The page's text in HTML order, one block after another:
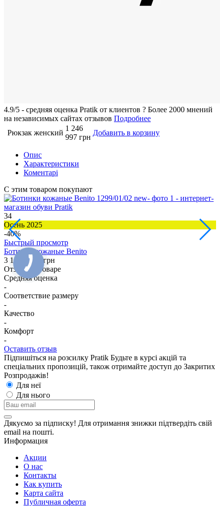
4.9/5 - средняя оценка Pratik от клиентов ? Более 2000 мнений
на независимых сайтах отзывов Подробнее
Рюкзак женский
1 246
997 грн
Добавить в корзину
Опис
Характеристики
Коментарі
С этим товаром покупают
34
Осень 2025
-40%
Быстрый просмотр
Ботинки кожаные Benito
3 164
1 898 грн
Отзывы о товаре
Средняя оценка
-
Соответствие размеру
-
Качество
-
Комфорт
-
Оставить отзыв
Підпишіться на розсилку Pratik Будьте в курсі акцій та
спеціальних пропозицій, також отримайте доступ до Закритих
Розпродажiв!
Для неї
Для нього
Дякуємо за підписку! Для отримання знижки підтвердіть свій
email на пошті.
Информация
Акции
О нас
Контакты
Как купить
Карта сайта
Публичная оферта